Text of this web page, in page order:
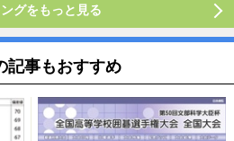
グをもっと見る
記事もおすすめ